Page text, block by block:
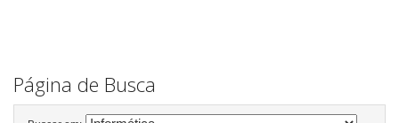
Página de Busca